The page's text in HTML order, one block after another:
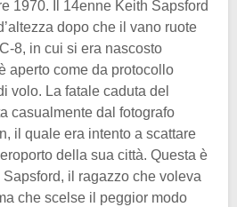
1970. Il 14enne Keith Sapsford
dopo che il vano ruote
8, in cui si era nascosto
aperto come da protocollo
volo. La fatale caduta del
casualmente dal fotografo
il quale era intento a scattare
della sua città. Questa è
Sapsford, il ragazzo che voleva
che scelse il peggior modo